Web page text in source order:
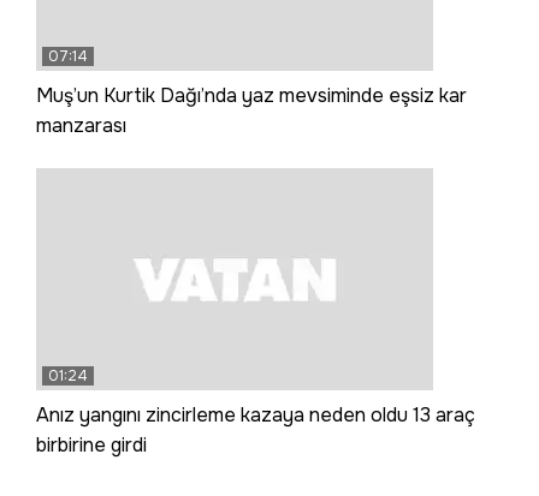
07:14
Muş’un Kurtik Dağı’nda yaz mevsiminde eşsiz kar
manzarası
01:24
Anız yangını zincirleme kazaya neden oldu 13 araç
birbirine girdi